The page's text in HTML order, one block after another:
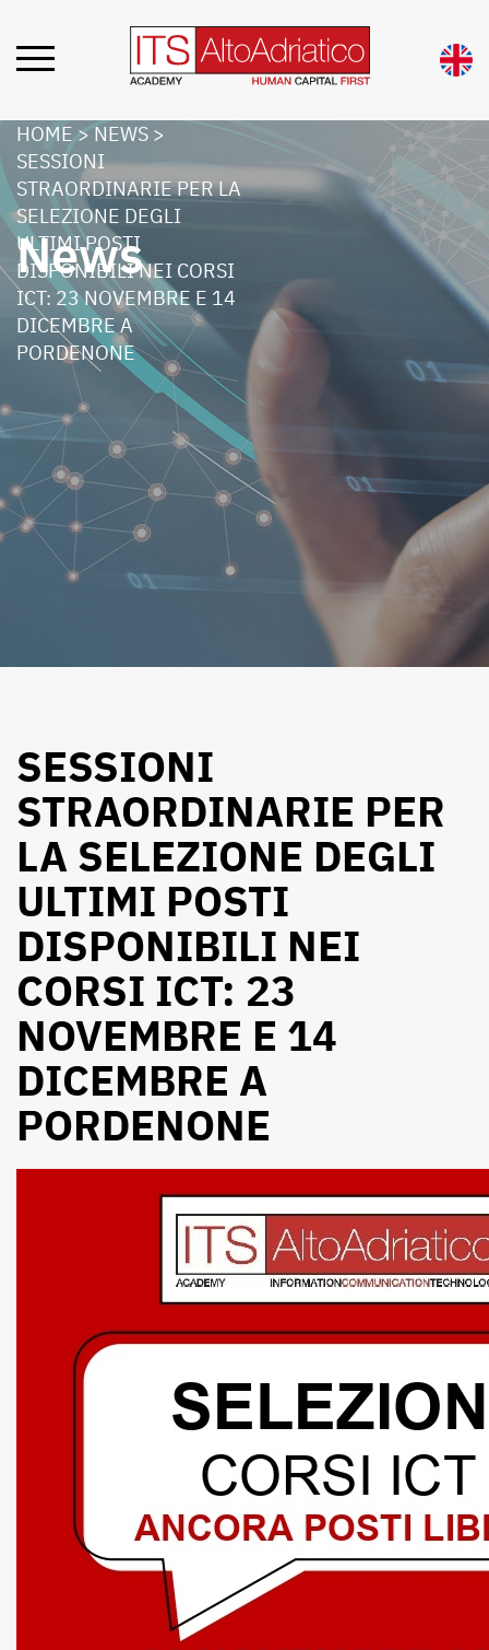
HOME>NEWS >
SESSIONI
STRAORDINARIE PER LA
SELEZIONE DEGLI
ULTIMI POSTI
DISPONIBILI NEI CORSI
ICT: 23 NOVEMBRE E 14
DICEMBRE A
PORDENONE
News
SESSIONI
STRAORDINARIE PER
LA SELEZIONE DEGLI
ULTIMI POSTI
DISPONIBILI NEI
CORSI ICT: 23
NOVEMBRE E 14
DICEMBRE A
PORDENONE